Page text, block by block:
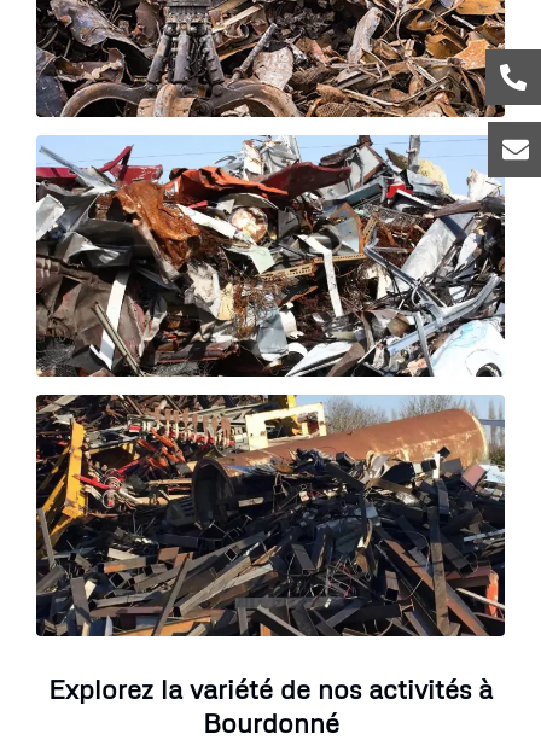
Explorez la variété de nos activités à
Bourdonné